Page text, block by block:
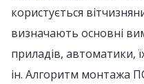
користується
визначають основні
приладів, автоматики,
ін. Алгоритм монтажа